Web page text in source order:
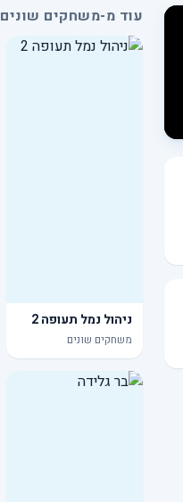
עוד מ-משחקים שונים
ניהול נמל תעופה 2
משחקים שונים